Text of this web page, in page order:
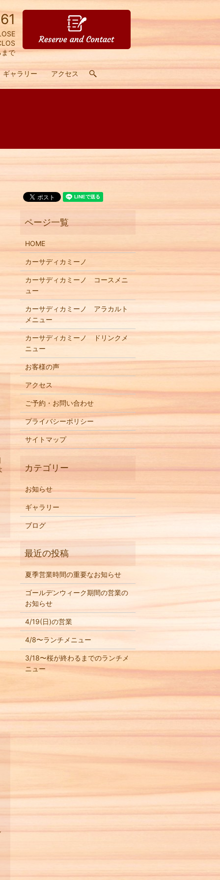
で
ギャラリー アクセス search
HOME
カーサディカミーノ
カーサディカミーノ コースメニ
ュー
カーサディカミーノ アラカルト
メニュー
カーサディカミーノ ドリンクメ
ニュー
お客様の声
アクセス
ご予約・お問い合わせ
プライバシーポリシー
サイトマップ
お知らせ
ギャラリー
ブログ
夏季営業時間の重要なお知らせ
ゴールデンウィーク期間の営業の
お知らせ
4/19(日)の営業
4/8〜ランチメニュー
3/18〜桜が終わるまでのランチメ
ニュー